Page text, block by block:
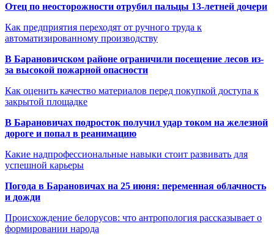
Отец по неосторожности отрубил пальцы 13-летней дочери
Как предприятия переходят от ручного труда к
автоматизированному производству
В Барановичском районе ограничили посещение лесов из-
за высокой пожарной опасности
Как оценить качество материалов перед покупкой доступа к
закрытой площадке
В Барановичах подросток получил удар током на железной
дороге и попал в реанимацию
Какие надпрофессиональные навыки стоит развивать для
успешной карьеры
Погода в Барановичах на 25 июня: переменная облачность
и дожди
Происхождение белорусов: что антропология рассказывает о
формировании народа